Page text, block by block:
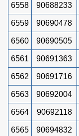
6558 90688233
6559 90690478
6560 90690505
6561 90691363
6562 90691716
6563 90692004
6564 90692118
6565 90694832